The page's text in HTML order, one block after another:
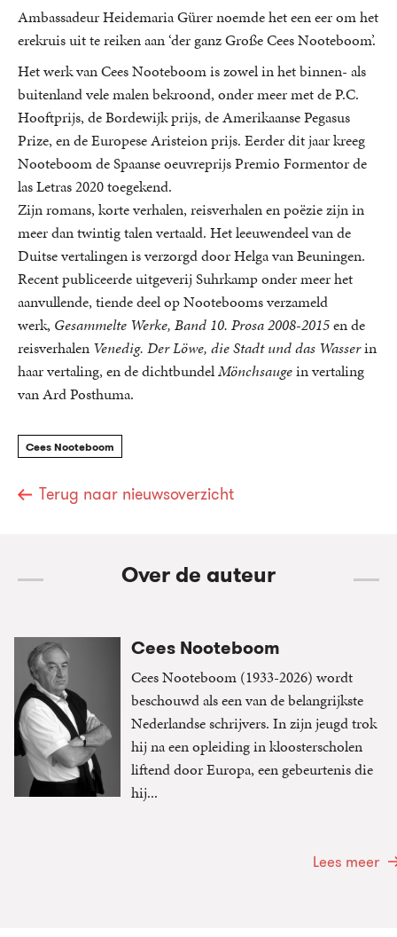
Ambassadeur Heidemaria Gürer noemde het een eer om het
erekruis uit te reiken aan ‘der ganz Große Cees Nooteboom’.
Het werk van Cees Nooteboom is zowel in het binnen- als
buitenland vele malen bekroond, onder meer met de P.C.
Hooftprijs, de Bordewijk prijs, de Amerikaanse Pegasus
Prize, en de Europese Aristeion prijs. Eerder dit jaar kreeg
Nooteboom de Spaanse oeuvreprijs Premio Formentor de
las Letras 2020 toegekend.
Zijn romans, korte verhalen, reisverhalen en poëzie zijn in
meer dan twintig talen vertaald. Het leeuwendeel van de
Duitse vertalingen is verzorgd door Helga van Beuningen.
Recent publiceerde uitgeverij Suhrkamp onder meer het
aanvullende, tiende deel op Nootebooms verzameld
werk, Gesammelte Werke, Band 10. Prosa 2008-2015en de
reisverhalen Venedig. Der Löwe, die Stadt und das Wasserin
haar vertaling, en de dichtbundelMönchsaugein vertaling
van Ard Posthuma.
Cees Nooteboom
Terug naar nieuwsoverzicht
Over de auteur
Cees Nooteboom
Cees Nooteboom (1933-2026) wordt
beschouwd als een van de belangrijkste
Nederlandse schrijvers. In zijn jeugd trok
hij na een opleiding in kloosterscholen
liftend door Europa, een gebeurtenis die
hij...
Lees meer